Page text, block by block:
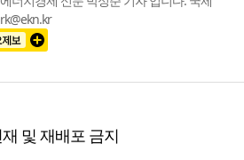
및 재배포 금지